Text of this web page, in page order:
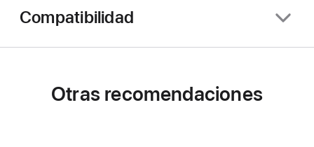
Compatibilidad
Otras recomendaciones